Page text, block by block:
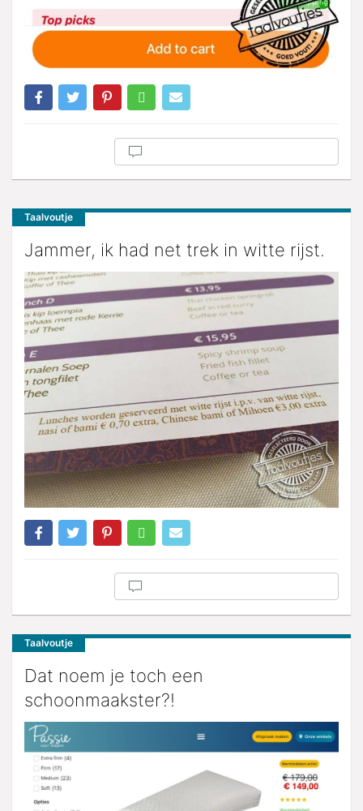
Taalvoutje
Jammer, ik had net trek in witte rijst.
Taalvoutje
Dat noem je toch een
schoonmaakster?!